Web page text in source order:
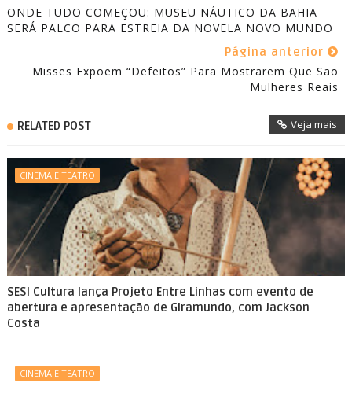
ONDE TUDO COMEÇOU: MUSEU NÁUTICO DA BAHIA
SERÁ PALCO PARA ESTREIA DA NOVELA NOVO MUNDO
Página anterior
Misses Expõem “defeitos” Para Mostrarem Que São
Mulheres Reais
RELATED POST Veja mais
CINEMA E TEATRO
SESI Cultura lança Projeto Entre Linhas com evento de
abertura e apresentação de Giramundo, com Jackson
Costa
CINEMA E TEATRO